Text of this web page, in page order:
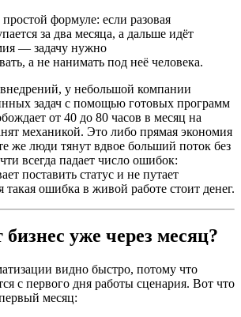
формуле: если разовая
за два месяца, а дальше идёт
— задачу нужно
а не нанимать под неё человека.
у небольшой компании
задач с помощью готовых программ
от 40 до 80 часов в месяц на
механикой. Это либо прямая экономия
же люди тянут вдвое больший поток без
всегда падает число ошибок:
поставить статус и не путает
такая ошибка в живой работе стоит денег.
уже через месяц?
видно быстро, потому что
с первого дня работы сценария. Вот что
месяц: